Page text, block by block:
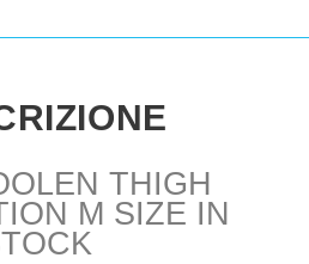
THIGH
M SIZE IN